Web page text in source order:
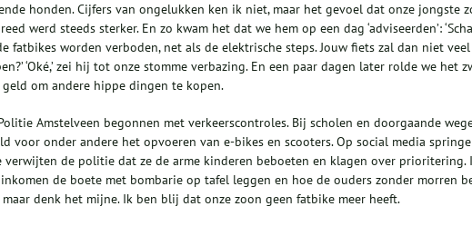
honden. Cijfers van ongelukken ken ik niet, maar het gevoel dat onze jongste
werd steeds sterker. En zo kwam het dat we hem op een dag ‘adviseerden’:
fatbikes worden verboden, net als de elektrische steps. Jouw fiets zal dan niet
‘Oké,’ zei hij tot onze stomme verbazing. En een paar dagen later rolde we het
om andere hippe dingen te kopen.
Amstelveen begonnen met verkeerscontroles. Bij scholen en doorgaande
voor onder andere het opvoeren van e-bikes en scooters. Op social media
verwijten de politie dat ze de arme kinderen beboeten en klagen over prioritering.
de boete met bombarie op tafel leggen en hoe de ouders zonder morren
denk het mijne. Ik ben blij dat onze zoon geen fatbike meer heeft.